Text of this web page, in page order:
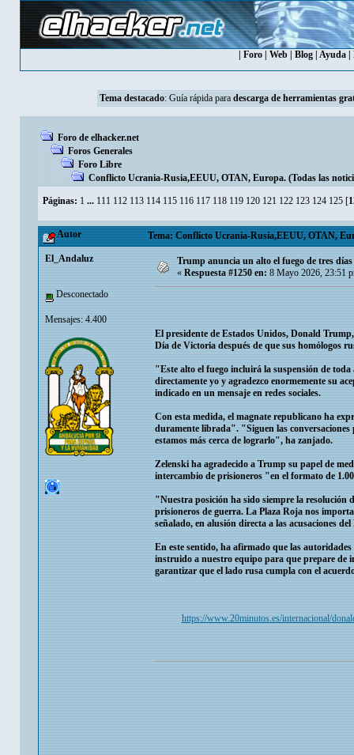
Foro Web Blog Ayuda
Tema destacado: Guía rápida para descarga de herramientas
Foro de elhacker.net
Foros Generales
Foro Libre
Conflicto Ucrania-Rusia,EEUU, OTAN, Europa. (Todas las
Páginas: 1 ... 111 112 113 114 115 116 117 118 119 120 121 122 123 124 125 [
Autor Tema: Conflicto Ucrania-Rusia,EEUU, OTAN,
El_Andaluz
Desconectado
Mensajes: 4.400
Trump anuncia un alto el fuego de tres
«Respuesta #1250 en:8 Mayo 2026, 23:51
El presidente de Estados Unidos, Donald
Día de Victoria después de que sus homólogos
"Este alto el fuego incluirá la suspensión de
directamente yo y agradezco enormemente su
indicado en un mensaje en redes sociales.
Con esta medida, el magnate republicano ha
duramente librada". "Siguen las
estamos más cerca de lograrlo", ha zanjado.
Zelenski ha agradecido a Trump su papel de
intercambio de prisioneros "en el formato de
"Nuestra posición ha sido siempre la resolución
prisioneros de guerra. La Plaza Roja nos
señalado, en alusión directa a las acusaciones
En este sentido, ha afirmado que las
instruido a nuestro equipo para que prepare de
garantizar que el lado rusa cumpla con el
https://www.20minutos.es/internacional/